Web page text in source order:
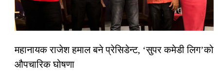
महानायक राजेश हमाल बने प्रेसिडेन्ट, ‘सुपर कमेडी लिग’को
औपचारिक घोषणा